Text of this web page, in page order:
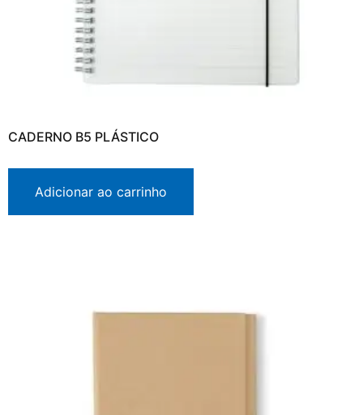
CADERNO B5 PLÁSTICO
Adicionar ao carrinho